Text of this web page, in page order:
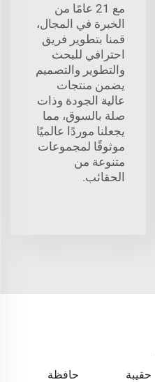
مع 21 عامًا من
الخبرة في المجال،
قمنا بتطوير فريق
احترافي للبحث
والتطوير والتصميم
يضمن منتجات
عالية الجودة وذات
صلة بالسوق، مما
يجعلنا موردًا عالميًا
موثوقًا لمجموعات
متنوعة من
الحقائب.
حقيبة
حافظة